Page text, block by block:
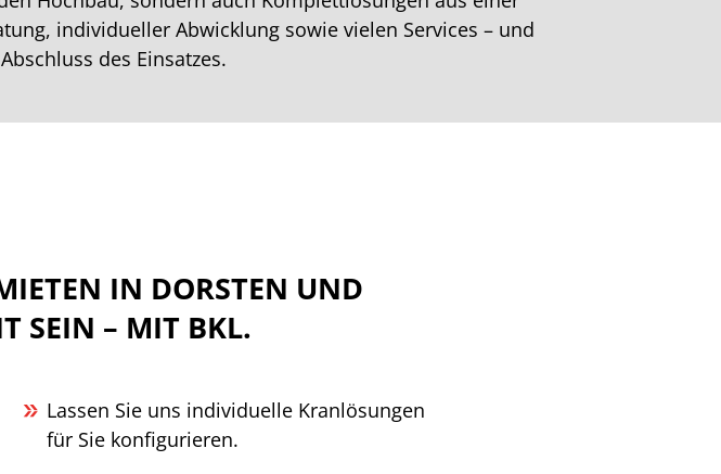
individueller Abwicklung sowie vielen Services – und
des Einsatzes.
IN DORSTEN UND
SEIN – MIT BKL.
Lassen Sie uns individuelle Kranlösungen
für Sie konfigurieren.